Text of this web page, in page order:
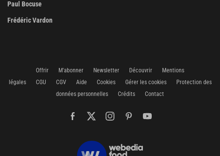
Paul Bocuse
Frédéric Vardon
Offrir M'abonner Newsletter Découvrir
Mentions
légales
CGU CGV Aide Cookies Gérer les cookies
Protection des
données personnelles
Crédits Contact